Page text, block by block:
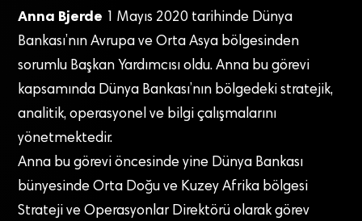
Anna Bjerde 1 Mayıs 2020 tarihinde Dünya
Bankası’nın Avrupa ve Orta Asya bölgesinden
sorumlu Başkan Yardımcısı oldu. Anna bu görevi
kapsamında Dünya Bankası’nın bölgedeki stratejik,
analitik, operasyonel ve bilgi çalışmalarını
yönetmektedir.
Anna bu görevi öncesinde yine Dünya Bankası
bünyesinde Orta Doğu ve Kuzey Afrika bölgesi
Strateji ve Operasyonlar Direktörü olarak görev